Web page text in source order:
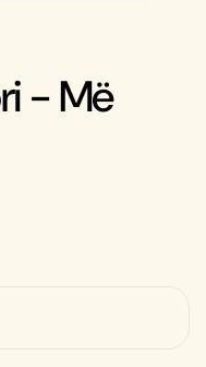
- Më